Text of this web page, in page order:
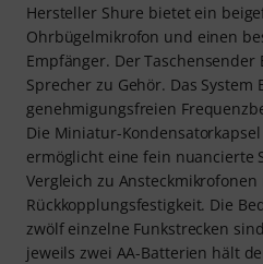
Hersteller Shure bietet ein
Ohrbügelmikrofon und einen
Empfänger. Der Taschensender
Sprecher zu Gehör. Das System
genehmigungsfreien
Die Miniatur-
ermöglicht eine fein nuancierte
Vergleich zu
Rückkopplungsfestigkeit. Die
zwölf einzelne Funkstrecken
jeweils zwei AA-Batterien hält